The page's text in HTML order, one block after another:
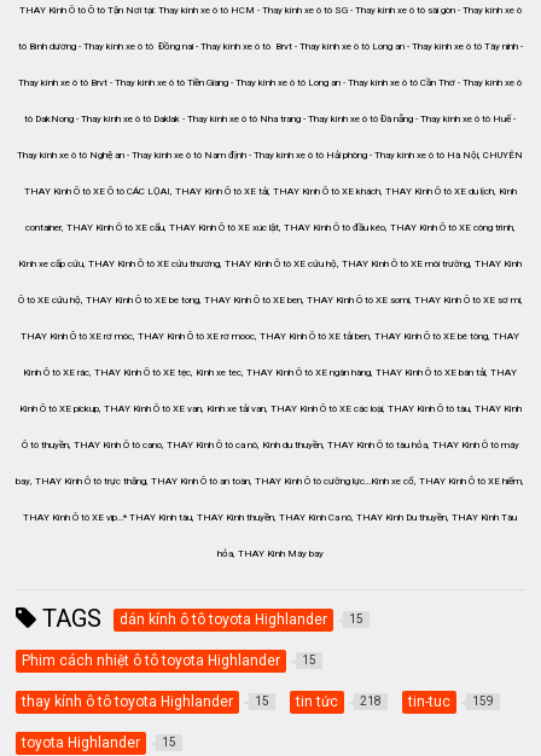
THAY Kính Ô tô Ô tô Tận Nơi tại: Thay kính xe ô tô HCM - Thay kính xe ô tô SG - Thay kính xe ô tô sài gòn - Thay kính xe ô
tô Bình dương - Thay kính xe ô tô Đồng nai - Thay kính xe ô tô Brvt - Thay kính xe ô tô Long an - Thay kính xe ô tô Tây ninh -
Thay kính xe ô tô Brvt - Thay kính xe ô tô Tiền Giang - Thay kính xe ô tô Long an - Thay kính xe ô tô Cần Thơ - Thay kính xe ô
tô DakNong - Thay kính xe ô tô Daklak - Thay kính xe ô tô Nha trang - Thay kính xe ô tô Đà nẵng - Thay kính xe ô tô Huế -
Thay kính xe ô tô Nghệ an - Thay kính xe ô tô Nam định - Thay kính xe ô tô Hải phòng - Thay kính xe ô tô Hà Nội, CHUYÊN
THAY Kính Ô tô XE Ô tô CÁC LỌAI, THAY Kính Ô tô XE tải, THAY Kính Ô tô XE khách, THAY Kính Ô tô XE du lịch, Kính
container, THAY Kính Ô tô XE cẩu, THAY Kính Ô tô XE xúc lật, THAY Kính Ô tô đầu kéo, THAY Kính Ô tô XE công trình,
Kính xe cấp cứu, THAY Kính Ô tô XE cứu thương, THAY Kính Ô tô XE cứu hộ, THAY Kính Ô tô XE môi trường, THAY Kính
Ô tô XE cứu hộ, THAY Kính Ô tô XE be tong, THAY Kính Ô tô XE ben, THAY Kính Ô tô XE somi, THAY Kính Ô tô XE sơ mi,
THAY Kính Ô tô XE rơ móc, THAY Kính Ô tô XE rơ mooc, THAY Kính Ô tô XE tải ben, THAY Kính Ô tô XE bê tông, THAY
Kính Ô tô XE rác, THAY Kính Ô tô XE tẹc, Kính xe tec, THAY Kính Ô tô XE ngân hàng, THAY Kính Ô tô XE bán tải, THAY
Kính Ô tô XE pickup, THAY Kính Ô tô XE van, Kính xe tải van, THAY Kính Ô tô XE các loại, THAY Kính Ô tô tàu, THAY Kính
Ô tô thuyền, THAY Kính Ô tô cano, THAY Kính Ô tô ca nô, Kính du thuyền, THAY Kính Ô tô tàu hỏa, THAY Kính Ô tô máy
bay, THAY Kính Ô tô trực thăng, THAY Kính Ô tô an toàn, THAY Kính Ô tô cường lực…Kính xe cổ, THAY Kính Ô tô XE hiếm,
THAY Kính Ô tô XE vip…* THAY Kính tàu, THAY Kính thuyền, THAY Kính Ca nô, THAY Kính Du thuyền, THAY Kính Tàu
hỏa, THAY Kính Máy bay
TAGS dán kính ô tô toyota Highlander 15
Phim cách nhiệt ô tô toyota Highlander 15
thay kính ô tô toyota Highlander 15 tin tức 218 tin-tuc 159
toyota Highlander 15